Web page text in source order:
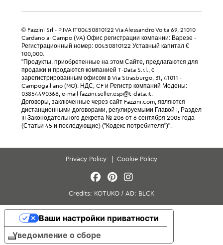
© Fazzini Srl - P.IVA IT00450810122 Via Alessandro Volta 69, 21010
Cardano al Campo (VA) Офис регистрации компании: Варезе -
Регистрационный номер: 00450810122 Уставный капитал €
100,000.
"Продукты, приобретенные на этом Сайте, предлагаются для
продажи и продаются компанией T-Data S.r.l., с
зарегистрированным офисом в Via Strasburgo, 31, 41011 -
Campogalliano (MO). НДС, CF и Регистр компаний Модены:
03854490368, e-mail fazzini.seller.esp@t-data.it.
Договоры, заключенные через сайт Fazzini.com, являются
дистанционными договорами, регулируемыми Главой I, Раздел
III Законодательного декрета № 206 от 6 сентября 2005 года
(Статьи 45 и последующие) ("Кодекс потребителя")".
Privacy Policy Cookie Policy
Credits: KOTUKO / AD: BLCK
Уведомление о сборе
Ваши настройки приватности